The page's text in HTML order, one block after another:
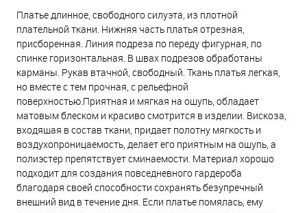
Платье длинное, свободного силуэта, из плотной
плательной ткани. Нижняя часть платья отрезная,
присборенная. Линия подреза по переду фигурная, по
спинке горизонтальная. В швах подрезов обработаны
карманы. Рукав втачной, свободный. Ткань платья легкая,
но вместе с тем прочная, с рельефной
поверхностью.Приятная и мягкая на ощупь, обладает
матовым блеском и красиво смотрится в изделии. Вискоза,
входящая в состав ткани, придает полотну мягкость и
воздухопроницаемость, делает его приятным на ощупь, а
полиэстер препятствует сминаемости. Материал хорошо
подходит для создания повседневного гардероба
благодаря своей способности сохранять безупречный
внешний вид в течение дня. Если платье помялась, ему